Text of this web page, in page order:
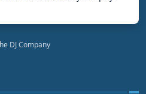
DJ Company